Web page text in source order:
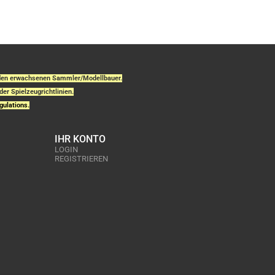
erwachsenen Sammler/Modellbauer.
Spielzeugrichtlinien.
IHR KONTO
LOGIN
REGISTRIEREN